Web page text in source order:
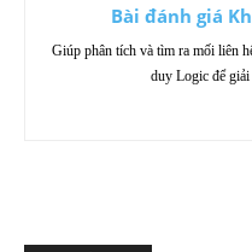
Bài đánh giá
Giúp phân tích và tìm ra mối liên
duy Logic để giải